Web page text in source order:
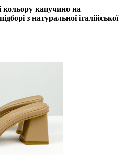
кольору капучино на
з натуральної італійської